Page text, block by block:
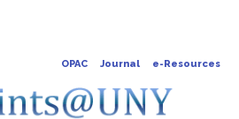
OPAC Journal e-Resources